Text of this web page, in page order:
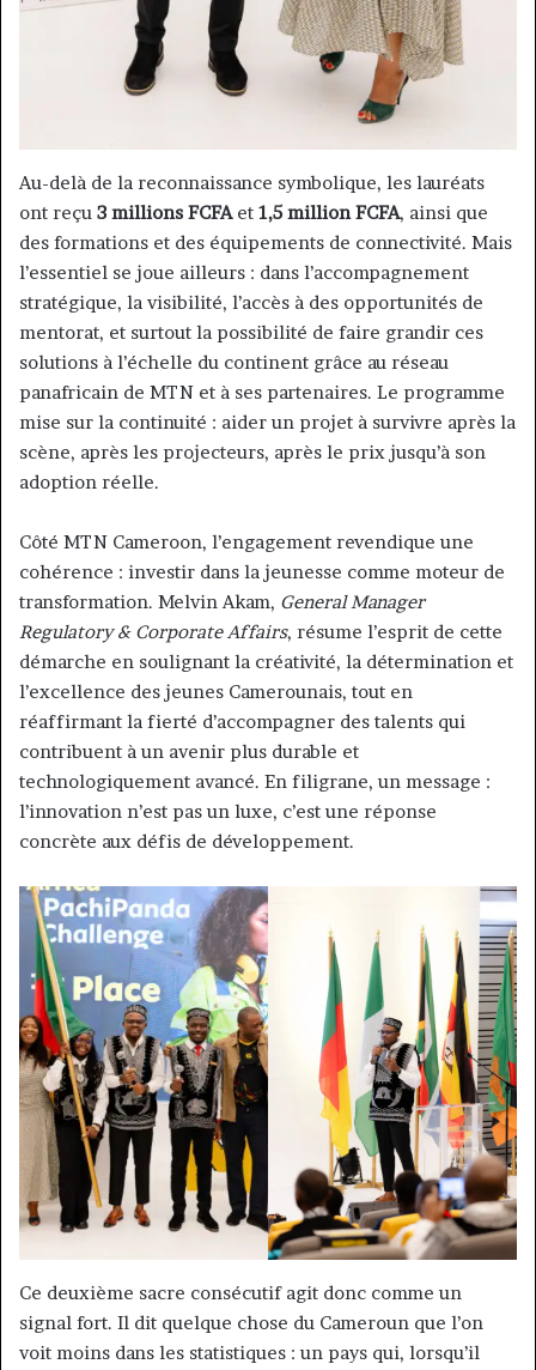
Au-delà de la reconnaissance symbolique, les lauréats
ont reçu 3 millions FCFAet 1,5 million FCFA, ainsi que
des formations et des équipements de connectivité. Mais
l’essentiel se joue ailleurs : dans l’accompagnement
stratégique, la visibilité, l’accès à des opportunités de
mentorat, et surtout la possibilité de faire grandir ces
solutions à l’échelle du continent grâce au réseau
panafricain de MTN et à ses partenaires. Le programme
mise sur la continuité : aider un projet à survivre après la
scène, après les projecteurs, après le prix jusqu’à son
adoption réelle.
Côté MTN Cameroon, l’engagement revendique une
cohérence : investir dans la jeunesse comme moteur de
transformation. Melvin Akam, General Manager
Regulatory & Corporate Affairs, résume l’esprit de cette
démarche en soulignant la créativité, la détermination et
l’excellence des jeunes Camerounais, tout en
réaffirmant la fierté d’accompagner des talents qui
contribuent à un avenir plus durable et
technologiquement avancé. En filigrane, un message :
l’innovation n’est pas un luxe, c’est une réponse
concrète aux défis de développement.
Ce deuxième sacre consécutif agit donc comme un
signal fort. Il dit quelque chose du Cameroun que l’on
voit moins dans les statistiques : un pays qui, lorsqu’il